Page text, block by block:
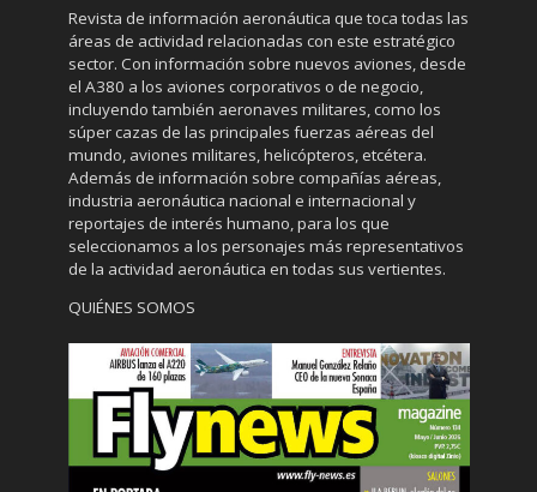
Revista de información aeronáutica que toca todas las
áreas de actividad relacionadas con este estratégico
sector. Con información sobre nuevos aviones, desde
el A380 a los aviones corporativos o de negocio,
incluyendo también aeronaves militares, como los
súper cazas de las principales fuerzas aéreas del
mundo, aviones militares, helicópteros, etcétera.
Además de información sobre compañías aéreas,
industria aeronáutica nacional e internacional y
reportajes de interés humano, para los que
seleccionamos a los personajes más representativos
de la actividad aeronáutica en todas sus vertientes.
QUIÉNES SOMOS